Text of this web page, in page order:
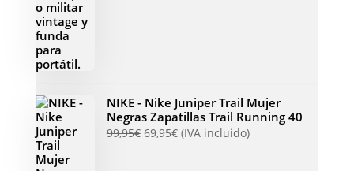
NIKE - Nike Juniper Trail Mujer
Negras Zapatillas Trail Running 40
99,95€ 69,95€ (IVA incluido)